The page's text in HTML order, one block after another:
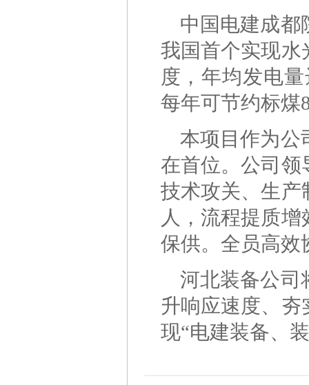
中国电建成都
我国首个实现水
度，年均发电
每年可节约标煤
本项目作为公
在首位。公司领
技术攻关、生产
人，流程提质
保供。全员高效
河北装备公司
升响应速度、
现“电建装备、